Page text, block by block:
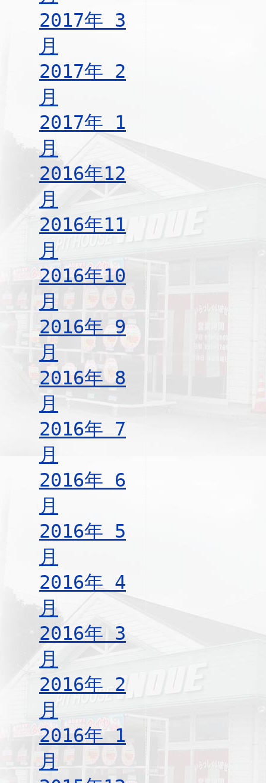
2017年 3
月
2017年 2
月
2017年 1
月
2016年12
月
2016年11
月
2016年10
月
2016年 9
月
2016年 8
月
2016年 7
月
2016年 6
月
2016年 5
月
2016年 4
月
2016年 3
月
2016年 2
月
2016年 1
月